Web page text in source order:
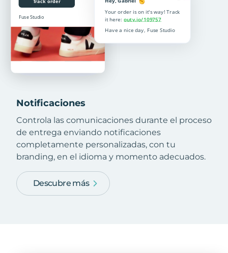
Notificaciones
Controla las comunicaciones durante el proceso
de entrega enviando notificaciones
completamente personalizadas, con tu
branding, en el idioma y momento adecuados.
Descubre más